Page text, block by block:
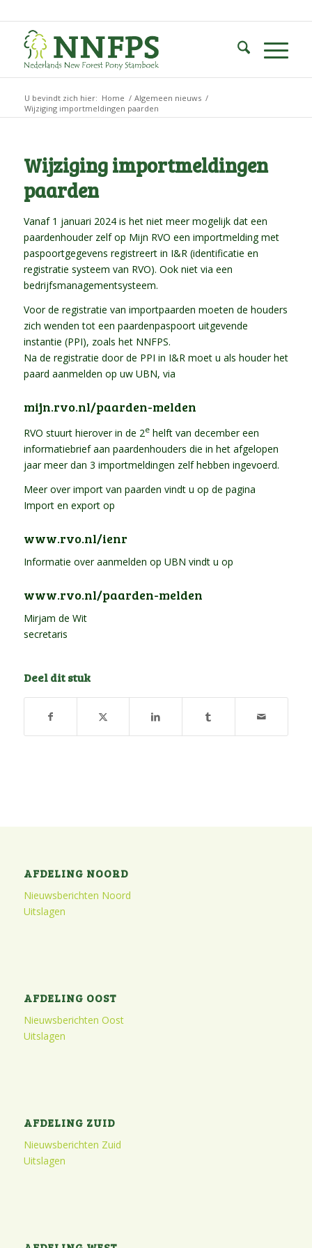
U bevindt zich hier: Home / Algemeen nieuws /
Wijziging importmeldingen paarden
Wijziging importmeldingen
paarden
Vanaf 1 januari 2024 is het niet meer mogelijk dat een
paardenhouder zelf op Mijn RVO een importmelding met
paspoortgegevens registreert in I&R (identificatie en
registratie systeem van RVO). Ook niet via een
bedrijfsmanagementsysteem.
Voor de registratie van importpaarden moeten de houders
zich wenden tot een paardenpaspoort uitgevende
instantie (PPI), zoals het NNFPS.
Na de registratie door de PPI in I&R moet u als houder het
paard aanmelden op uw UBN, via
mijn.rvo.nl/paarden-melden
RVO stuurt hierover in de 2ehelft van december een
informatiebrief aan paardenhouders die in het afgelopen
jaar meer dan 3 importmeldingen zelf hebben ingevoerd.
Meer over import van paarden vindt u op de pagina
Import en export op
www.rvo.nl/ienr
Informatie over aanmelden op UBN vindt u op
www.rvo.nl/paarden-melden
Mirjam de Wit
secretaris
Deel dit stuk
AFDELING NOORD
Nieuwsberichten Noord
Uitslagen
AFDELING OOST
Nieuwsberichten Oost
Uitslagen
AFDELING ZUID
Nieuwsberichten Zuid
Uitslagen